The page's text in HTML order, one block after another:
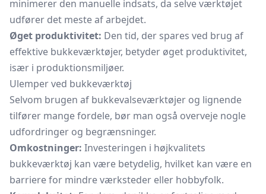
minimerer den manuelle indsats, da selve værktøjet
udfører det meste af arbejdet.
Øget produktivitet: Den tid, der spares ved brug af
effektive bukkeværktøjer, betyder øget produktivitet,
især i produktionsmiljøer.
Ulemper ved bukkeværktøj
Selvom brugen af bukkevalseværktøjer og lignende
tilfører mange fordele, bør man også overveje nogle
udfordringer og begrænsninger.
Omkostninger: Investeringen i højkvalitets
bukkeværktøj kan være betydelig, hvilket kan være en
barriere for mindre værksteder eller hobbyfolk.